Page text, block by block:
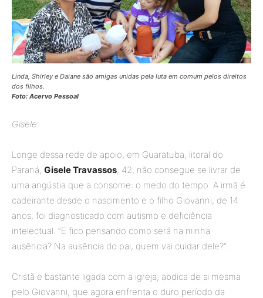
Linda, Shirley e Daiane são amigas unidas pela luta em comum pelos direitos
dos filhos.
Foto: Acervo Pessoal
Gisele
Longe dessa rede de apoio, em Guaratuba, litoral do
Paraná, Gisele Travassos, 42, não consegue se livrar de
uma angústia que a consome: o medo do tempo. A irmã é
cadeirante desde o nascimento e o filho Giovanni, de 14
anos, foi diagnosticado com autismo e deficiência
intelectual. “E fico pensando como será na minha
ausência? Na ausência do pai, quem vai cuidar dele?”.
Cristã e bastante ligada com a igreja, abdica de si mesma
pelo Giovanni, que agora enfrenta o duro período da